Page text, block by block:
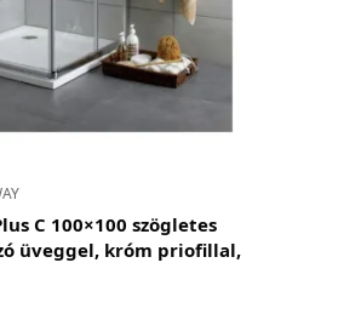
C 100×100 szögletes
üveggel, króm priofillal,